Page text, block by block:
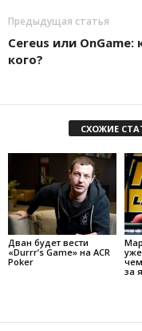
Предыдущая статья
Cereus или OnGame:
кого?
СХОЖИЕ
Дван будет вести
«Durrr’s Game» на ACR
Poker
за